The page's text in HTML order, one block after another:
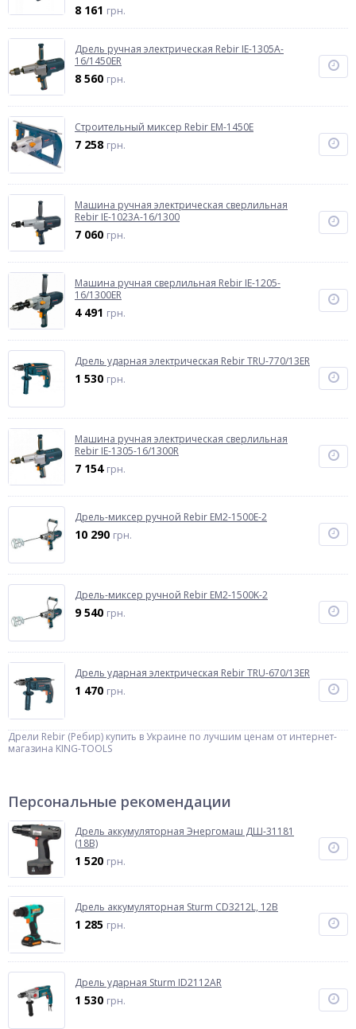
8 161 грн.
Дрель ручная электрическая Rebir IE-1305A-
16/1450ER
8 560 грн.
Строительный миксер Rebir EM-1450E
7 258 грн.
Машина ручная электрическая сверлильная
Rebir IE-1023A-16/1300
7 060 грн.
Машина ручная сверлильная Rebir IE-1205-
16/1300ER
4 491 грн.
Дрель ударная электрическая Rebir TRU-770/13ER
1 530 грн.
Машина ручная электрическая сверлильная
Rebir IE-1305-16/1300R
7 154 грн.
Дрель-миксер ручной Rebir EM2-1500E-2
10 290 грн.
Дрель-миксер ручной Rebir EM2-1500K-2
9 540 грн.
Дрель ударная электрическая Rebir TRU-670/13ER
1 470 грн.
Дрели Rebir (Ребир) купить в Украине по лучшим ценам от интернет-
магазина KING-TOOLS
Персональные рекомендации
Дрель аккумуляторная Энергомаш ДШ-31181
(18В)
1 520 грн.
Дрель аккумуляторная Sturm CD3212L, 12В
1 285 грн.
Дрель ударная Sturm ID2112AR
1 530 грн.